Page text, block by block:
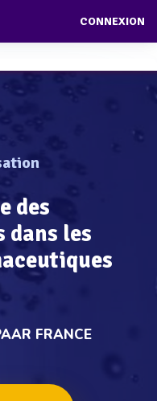
CONNEXION
des
dans les
FRANCE